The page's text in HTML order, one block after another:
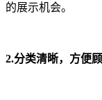
的展示机会。
2.分类清晰，方便